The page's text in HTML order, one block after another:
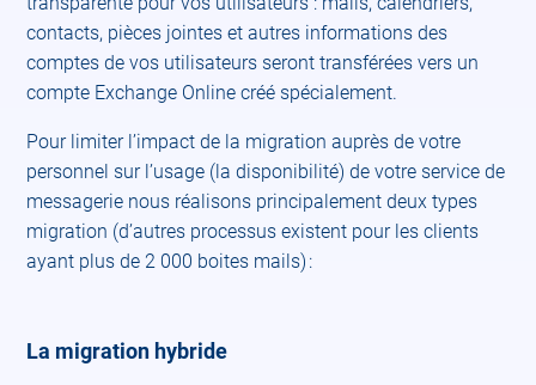
contacts, pièces jointes et autres informations des
comptes de vos utilisateurs seront transférées vers un
compte Exchange Online créé spécialement.
Pour limiter l’impact de la migration auprès de votre
personnel sur l’usage (la disponibilité) de votre service de
messagerie nous réalisons principalement deux types
migration (d’autres processus existent pour les clients
ayant plus de 2 000 boites mails) :
La migration hybride